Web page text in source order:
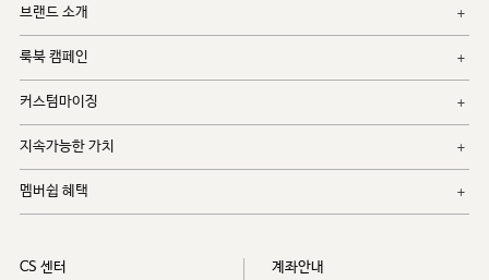
브랜드 소개
룩북 캠페인
커스텀마이징
지속가능한 가치
멤버쉽 혜택
CS 센터
계좌안내